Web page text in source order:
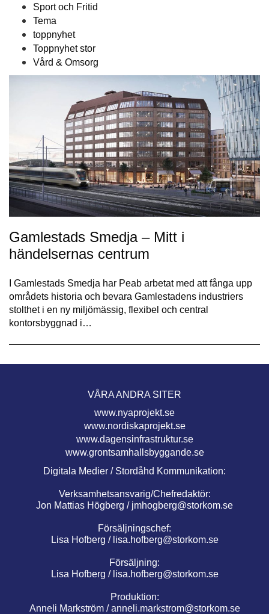
Sport och Fritid
Tema
toppnyhet
Toppnyhet stor
Vård & Omsorg
Gamlestads Smedja – Mitt i
händelsernas centrum
I Gamlestads Smedja har Peab arbetat med att fånga upp
områdets historia och bevara Gamlestadens industriers
stolthet i en ny miljömässig, flexibel och central
kontorsbyggnad i…
VÅRA ANDRA SITER
www.nyaprojekt.se
www.nordiskaprojekt.se
www.dagensinfrastruktur.se
www.grontsamhallsbyggande.se
Digitala Medier / Stordåhd Kommunikation:
Verksamhetsansvarig/Chefredaktör:
Jon Mattias Högberg / jmhogberg@storkom.se
Försäljningschef:
Lisa Hofberg / lisa.hofberg@storkom.se
Försäljning:
Lisa Hofberg / lisa.hofberg@storkom.se
Produktion:
Anneli Markström /anneli.markstrom@storkom.se